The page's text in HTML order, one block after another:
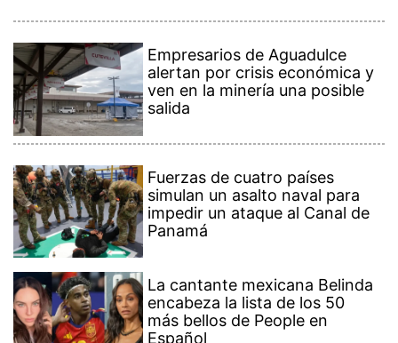
Empresarios de Aguadulce
alertan por crisis económica y
ven en la minería una posible
salida
Fuerzas de cuatro países
simulan un asalto naval para
impedir un ataque al Canal de
Panamá
La cantante mexicana Belinda
encabeza la lista de los 50
más bellos de People en
Español